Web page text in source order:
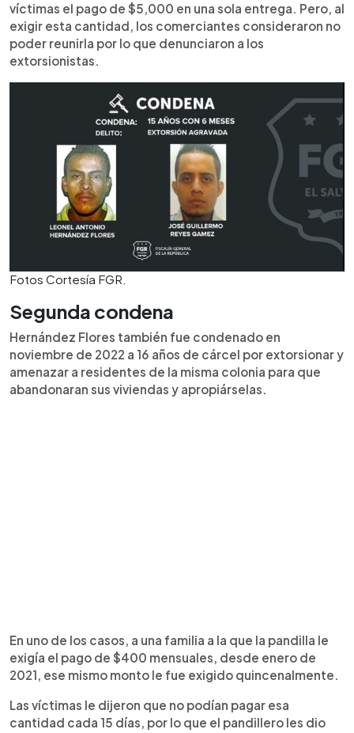
víctimas el pago de $5,000 en una sola entrega. Pero, al
exigir esta cantidad, los comerciantes consideraron no
poder reunirla por lo que denunciaron a los
extorsionistas.
Fotos Cortesía FGR.
Segunda condena
Hernández Flores también fue condenado en
noviembre de 2022 a 16 años de cárcel por extorsionar y
amenazar a residentes de la misma colonia para que
abandonaran sus viviendas y apropiárselas.
En uno de los casos, a una familia a la que la pandilla le
exigía el pago de $400 mensuales, desde enero de
2021, ese mismo monto le fue exigido quincenalmente.
Las víctimas le dijeron que no podían pagar esa
cantidad cada 15 días, por lo que el pandillero les dio